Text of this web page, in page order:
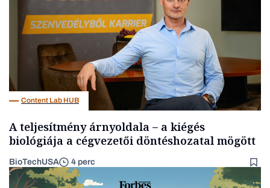
Content Lab HUB
A teljesítmény árnyoldala – a kiégés
biológiája a cégvezetői döntéshozatal mögött
BioTechUSA 4 perc